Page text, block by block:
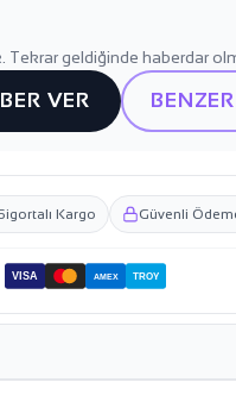
Tekrar geldiğinde haberdar
VER
Kargo Güvenli
VISA AMEX TROY